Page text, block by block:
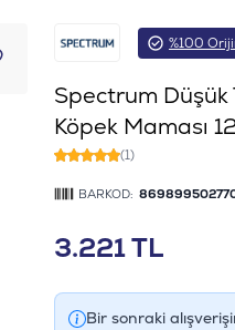
%100
Spectrum Düşük
Köpek Maması
(1)
BARKOD:
3.221TL
Bir sonraki